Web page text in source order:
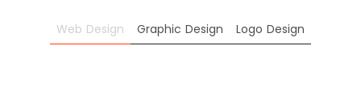
Web Design Graphic Design Logo Design